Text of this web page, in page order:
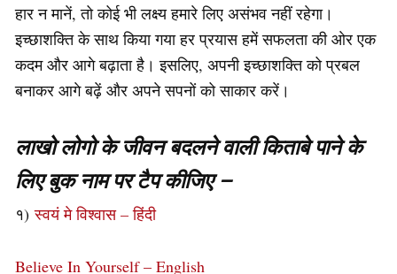
हार न मानें, तो कोई भी लक्ष्य हमारे लिए असंभव नहीं रहेगा।
इच्छाशक्ति के साथ किया गया हर प्रयास हमें सफलता की ओर एक
कदम और आगे बढ़ाता है। इसलिए, अपनी इच्छाशक्ति को प्रबल
बनाकर आगे बढ़ें और अपने सपनों को साकार करें।
लाखो लोगो के जीवन बदलने वाली किताबे पाने के
लिए बुक नाम पर टैप कीजिए –
१)स्वयं मे विश्वास – हिंदी
Believe In Yourself – English